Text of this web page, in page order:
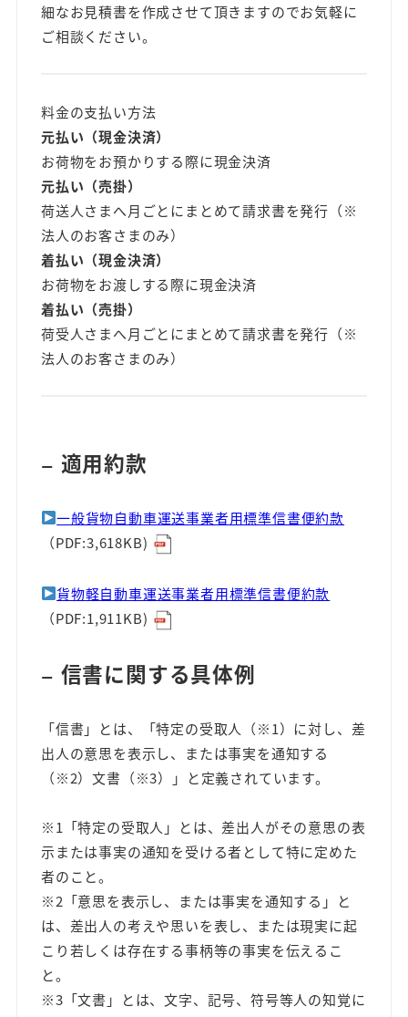
細なお見積書を作成させて頂きますのでお気軽に
ご相談ください。
料金の支払い方法
元払い（現金決済）
お荷物をお預かりする際に現金決済
元払い（売掛）
荷送人さまへ月ごとにまとめて請求書を発行（※
法人のお客さまのみ）
着払い（現金決済）
お荷物をお渡しする際に現金決済
着払い（売掛）
荷受人さまへ月ごとにまとめて請求書を発行（※
法人のお客さまのみ）
ー 適用約款
一般貨物自動車運送事業者用標準信書便約款
（PDF:3,618KB)
貨物軽自動車運送事業者用標準信書便約款
（PDF:1,911KB)
ー 信書に関する具体例
「信書」とは、「特定の受取人（※1）に対し、差
出人の意思を表示し、または事実を通知する
（※2）文書（※3）」と定義されています。
※1「特定の受取人」とは、差出人がその意思の表
示または事実の通知を受ける者として特に定めた
者のこと。
※2「意思を表示し、または事実を通知する」と
は、差出人の考えや思いを表し、または現実に起
こり若しくは存在する事柄等の事実を伝えるこ
と。
※3「文書」とは、文字、記号、符号等人の知覚に